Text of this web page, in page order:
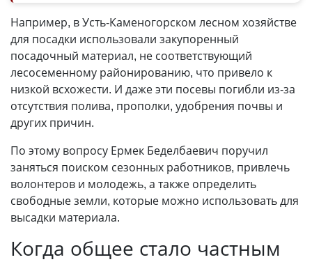
Например, в Усть-Каменогорском лесном хозяйстве
для посадки использовали закупоренный
посадочный материал, не соответствующий
лесосеменному районированию, что привело к
низкой всхожести. И даже эти посевы погибли из-за
отсутствия полива, прополки, удобрения почвы и
других причин.
По этому вопросу Ермек Беделбаевич поручил
заняться поиском сезонных работников, привлечь
волонтеров и молодежь, а также определить
свободные земли, которые можно использовать для
высадки материала.
Когда общее стало частным